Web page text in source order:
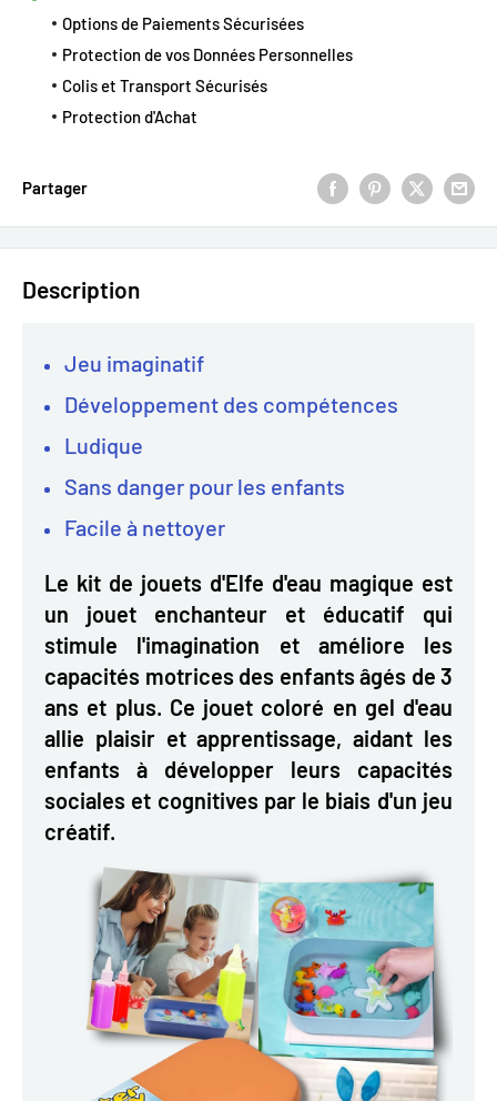
Options de Paiements Sécurisées
Protection de vos Données Personnelles
Colis et Transport Sécurisés
Protection d'Achat
Partager
Description
Jeu imaginatif
Développement des compétences
Ludique
Sans danger pour les enfants
Facile à nettoyer
Le kit de jouets d'Elfe d'eau magique est
un jouet enchanteur et éducatif qui
stimule l'imagination et améliore les
capacités motrices des enfants âgés de 3
ans et plus. Ce jouet coloré en gel d'eau
allie plaisir et apprentissage, aidant les
enfants à développer leurs capacités
sociales et cognitives par le biais d'un jeu
créatif.